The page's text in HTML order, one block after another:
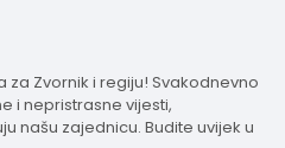
Zvornik i regiju! Svakodnevno
i nepristrasne vijesti,
našu zajednicu. Budite uvijek u